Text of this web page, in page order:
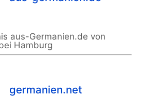
aus-Germanien.de von
Hamburg
germanien.net